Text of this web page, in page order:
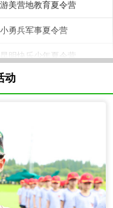
游美营地教育夏令营
小勇兵军事夏令营
昆明快乐少年夏令营
凯撒童行夏令营
上海雷霆军事夏令营
动